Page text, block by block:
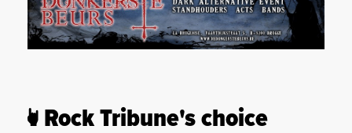
Rock Tribune's choice